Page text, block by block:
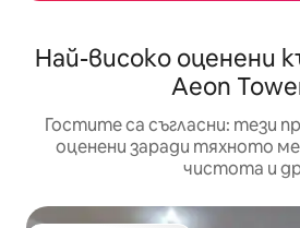
Най-високо оценени
Aeon
Гостите са съгласни: тези
оценени заради тяхното
чистота и